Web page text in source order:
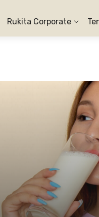
Rukita Corporate